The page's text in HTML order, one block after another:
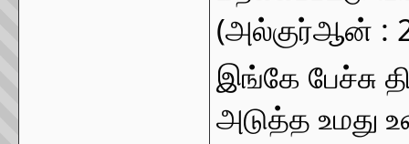
(அல்குர்ஆன் :
இங்கே பேச்சு
அடுத்த உமது